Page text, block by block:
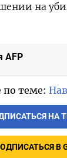
на
AFP
по теме:
НА
В